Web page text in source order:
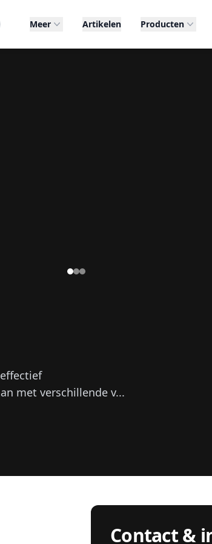
Meer Artikelen Producten
met verschillende v...
Contact &